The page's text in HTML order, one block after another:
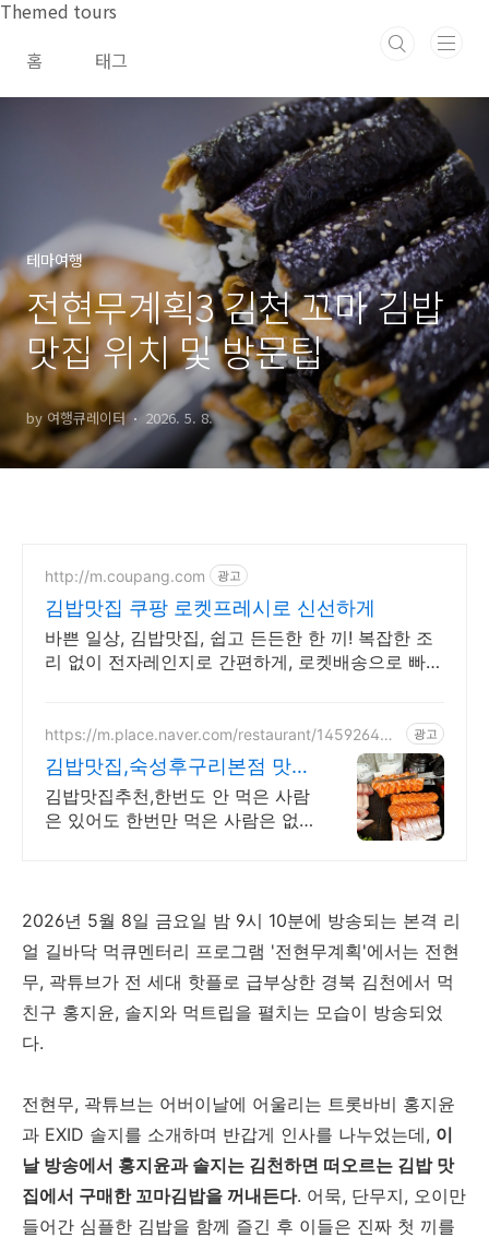
본문 바로가기
Themed tours
홈
태그
테마여행
전현무계획3 김천 꼬마 김밥
맛집 위치 및 방문팁
by 여행큐레이터 2026. 5. 8.
http://m.coupang.com 광고
김밥맛집 쿠팡 로켓프레시로 신선하게
바쁜 일상, 김밥맛집, 쉽고 든든한 한 끼! 복잡한 조
리 없이 전자레인지로 간편하게, 로켓배송으로 빠르
https://m.place.naver.com/restaurant/145926443
광고
김밥맛집,숙성후구리본점 맛보
면 중독되는 숙성회 맛집
김밥맛집추천,한번도 안 먹은 사람
은 있어도 한번만 먹은 사람은 없
2026년 5월 8일 금요일 밤 9시 10분에 방송되는 본격 리
얼 길바닥 먹큐멘터리 프로그램 '전현무계획'에서는 전현
무, 곽튜브가 전 세대 핫플로 급부상한 경북 김천에서 먹
친구 홍지윤, 솔지와 먹트립을 펼치는 모습이 방송되었
다.
전현무, 곽튜브는 어버이날에 어울리는 트롯바비 홍지윤
과 EXID 솔지를 소개하며 반갑게 인사를 나누었는데, 이
날 방송에서 홍지윤과 솔지는 김천하면 떠오르는 김밥 맛
집에서 구매한 꼬마김밥을 꺼내든다. 어묵, 단무지, 오이만
들어간 심플한 김밥을 함께 즐긴 후 이들은 진짜 첫 끼를